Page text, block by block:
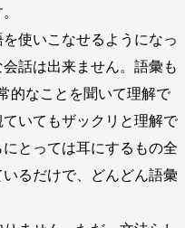
使いこなせるようになっ
話は出来ません。語彙も
的なことを聞いて理解で
いてもザックリと理解で
とっては耳にするもの全
るだけで、どんどん語彙